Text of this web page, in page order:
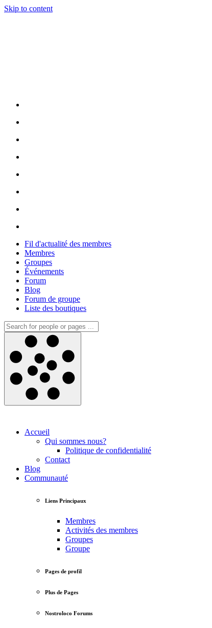
Skip to content
Fil d'actualité des membres
Membres
Groupes
Événements
Forum
Blog
Forum de groupe
Liste des boutiques
Accueil
Qui sommes nous?
Politique de confidentialité
Contact
Blog
Communauté
Liens Principaux
Membres
Activités des membres
Groupes
Groupe
Pages de profil
Plus de Pages
Nostroloco Forums